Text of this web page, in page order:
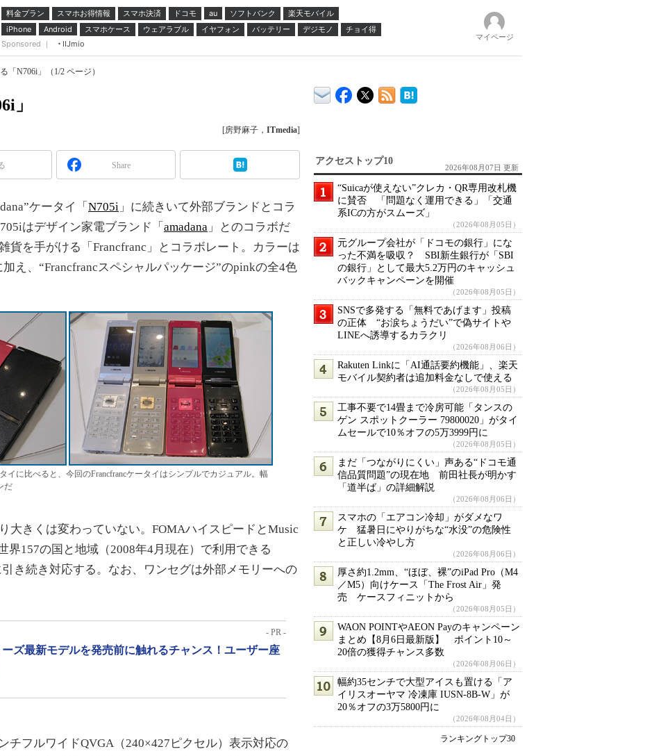
料金プラン スマホお得情報 スマホ決済 ドコモ au ソフトバンク
楽天モバイル
iPhone
Android スマホケース ウェアラブル イヤフォン バッテリー デジモノ
チョイ得
Sponsored ｜
IIJmio
マイページ
「N706i」（1/2 ページ）
」
[房野麻子， ITmedia]
Share
ケータイ「 N705i 」に続きいて外部ブランドとコラ
はデザイン家電ブランド「 amadana 」とのコラボだ
貨を手がける「Francfranc」とコラボレート。カラーは
え、“Francfrancスペシャルパッケージ”のpinkの全4色
イに比べると、今回のFrancfrancケータイはシンプルでカジュアル。幅
だ
大きくは変わっていない。FOMAハイスピードとMusic
界157の国と地域（2008年4月現在）で利用できる
き続き対応する。なお、ワンセグは外部メモリーへの
- PR -
ズ最新モデルを発売前に触れるチャンス！ユーザー座
フルワイドQVGA（240×427ピクセル）表示対応の
アクセストップ10
2026年08月07日 更新
“Suicaが使えない”クレカ・QR専用改札機
に賛否 「問題なく運用できる」「交通
系ICの方がスムーズ」
（2026年08月05日）
元グループ会社が「ドコモの銀行」にな
った不満を吸収？ SBI新生銀行が「SBI
の銀行」として最大5.2万円のキャッシュ
バックキャンペーンを開催
（2026年08月05日）
SNSで多発する「無料であげます」投稿
の正体 “お涙ちょうだい”で偽サイトや
LINEへ誘導するカラクリ
（2026年08月06日）
Rakuten Linkに「AI通話要約機能」、楽天
モバイル契約者は追加料金なしで使える
（2026年08月05日）
工事不要で14畳まで冷房可能「タンスの
ゲン スポットクーラー 79800020」がタイ
ムセールで10％オフの5万3999円に
（2026年08月05日）
まだ「つながりにくい」声ある“ドコモ通
信品質問題”の現在地 前田社長が明かす
「道半ば」の詳細解説
（2026年08月06日）
スマホの「エアコン冷却」がダメなワ
ケ 猛暑日にやりがちな“水没”の危険性
と正しい冷やし方
（2026年08月06日）
厚さ約1.2mm、“ほぼ、裸”のiPad Pro（M4
／M5）向けケース「The Frost Air」発
売 ケースフィニットから
（2026年08月05日）
WAON POINTやAEON Payのキャンペーン
まとめ【8月6日最新版】 ポイント10～
20倍の獲得チャンス多数
（2026年08月06日）
幅約35センチで大型アイスも置ける「ア
イリスオーヤマ 冷凍庫 IUSN-8B-W」が
20％オフの3万5800円に
（2026年08月04日）
ランキングトップ30